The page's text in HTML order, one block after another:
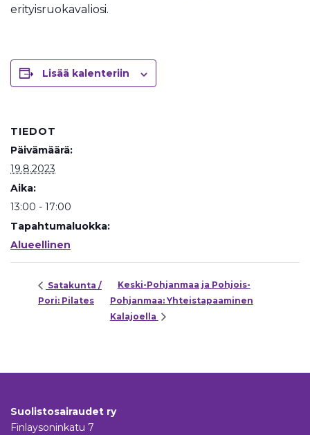
erityisruokavaliosi.
Lisää kalenteriin
TIEDOT
Päivämäärä:
19.8.2023
Aika:
13:00 - 17:00
Tapahtumaluokka:
Alueellinen
Satakunta /
Pori: Pilates
Keski-Pohjanmaa ja Pohjois-
Pohjanmaa: Yhteistapaaminen
Kalajoella
Suolistosairaudet ry
Finlaysoninkatu 7